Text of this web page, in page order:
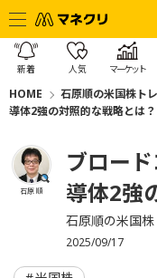
新着 人気 マーケット
HOME 石原順の米国株ト
導体2強の対照的な戦略とは？
石原 順
ブロー
導体2強
石原順の米国
2025/09/17